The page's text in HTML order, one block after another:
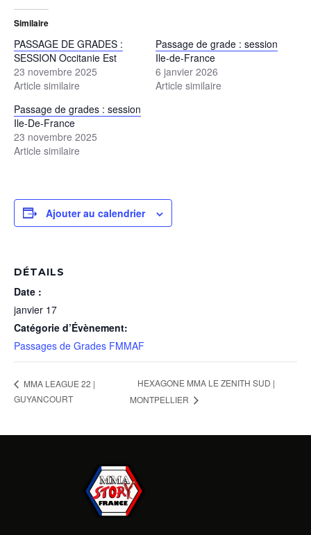
Similaire
PASSAGE DE GRADES :
SESSION Occitanie Est
23 novembre 2025
Article similaire
Passage de grade : session
Ile-de-France
6 janvier 2026
Article similaire
Passage de grades : session
Ile-De-France
23 novembre 2025
Article similaire
Ajouter au calendrier
DÉTAILS
Date :
janvier 17
Catégorie d’Évènement:
Passages de Grades FMMAF
MMA LEAGUE 22 |
GUYANCOURT
HEXAGONE MMA LE ZENITH SUD |
MONTPELLIER